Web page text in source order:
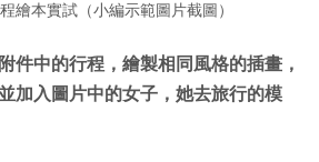
繪本實試（小編示範圖片截圖）
件中的行程，繪製相同風格的插畫，
加入圖片中的女子，她去旅行的模